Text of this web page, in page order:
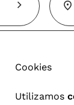
Cookies
Utilizamos